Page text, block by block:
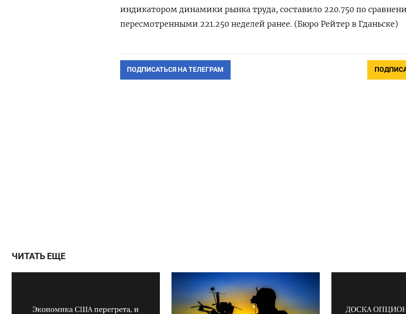
индикатором динамики рынка труда, составило 220.750 по
пересмотренными 221.250 неделей ранее. (Бюро Рейтер в Гданьске)
ПОДПИСАТЬСЯ НА ТЕЛЕГРАМ
ЧИТАТЬ ЕЩЕ